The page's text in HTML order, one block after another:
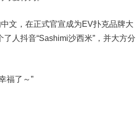
文，在正式官宣成为EV扑克品牌大
人抖音“Sashimi沙西米”，并大方分
福了～”